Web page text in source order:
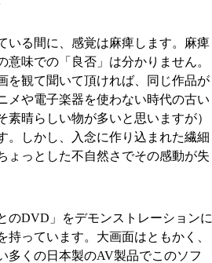
いる間に、感覚は麻痺します。麻痺
味での「良否」は分かりません。
を観て聞いて頂ければ、同じ作品が
メや電子楽器を使わない時代の古い
晴らしい物が多いと思いますが）
。しかし、入念に作り込まれた繊細
ょっとした不自然さでその感動が失
のDVD」をデモンストレーションに
っています。大画面はともかく、
多くの日本製のAV製品でこのソフ